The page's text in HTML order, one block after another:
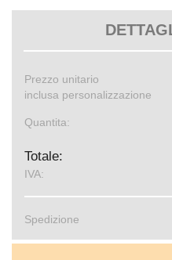
Prezzo unitario
inclusa personalizzazione
Quantita:
Totale:
IVA:
Spedizione